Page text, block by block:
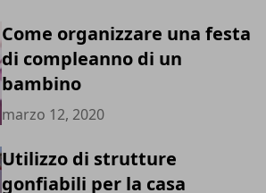
Come organizzare una festa
di compleanno di un
bambino
marzo 12, 2020
Utilizzo di strutture
gonfiabili per la casa